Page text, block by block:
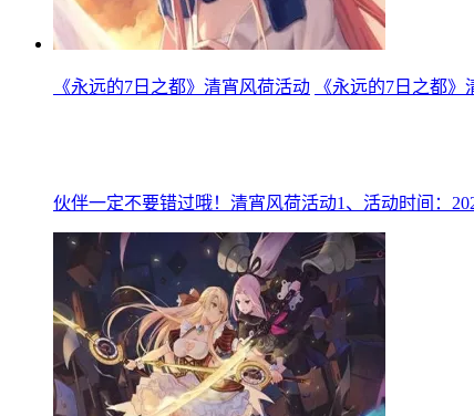
《永远的7日之都》清宵风荷活动 《永远的7日之都
伙伴一定不要错过哦！清宵风荷活动1、活动时间：